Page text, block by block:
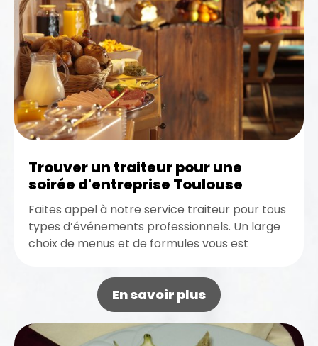
Trouver un traiteur pour une
soirée d'entreprise Toulouse
Faites appel à notre service traiteur pour tous
types d’événements professionnels. Un large
choix de menus et de formules vous est
En savoir plus